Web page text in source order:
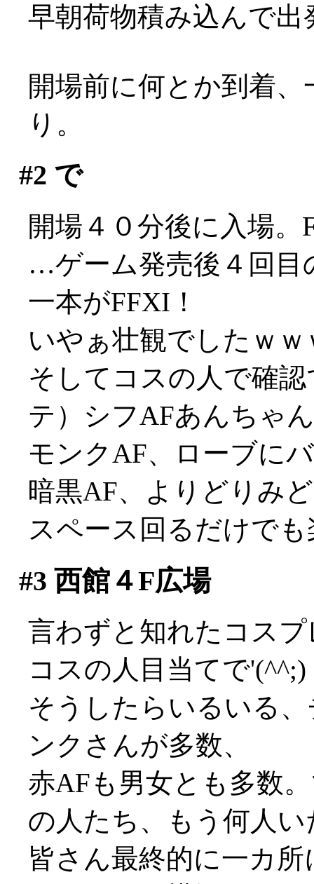
早朝荷物積み込んで
開場前に何とか到着
り。
#2 で
開場４０分後に入場
…ゲーム発売後４回目
一本がFFXI！
いやぁ壮観でしたｗｗ
そしてコスの人で確
テ）シフAFあんちゃ
モンクAF、ローブに
暗黒AF、よりどりみ
スペース回るだけで
#3 西館４F広場
言わずと知れたコス
コスの人目当てで'(^^;)
そうしたらいるいる
ンクさんが多数、
赤AFも男女とも多数
の人たち、もう何人
皆さん最終的に一カ